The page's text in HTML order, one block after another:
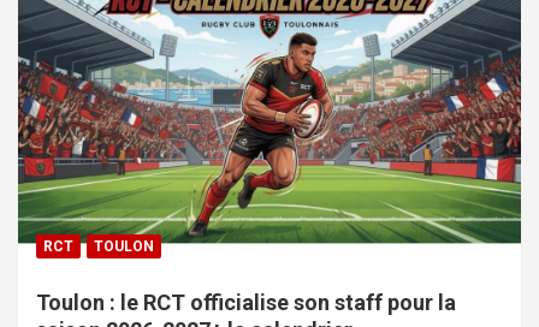
RCT TOULON
Toulon : le RCT officialise son staff pour la